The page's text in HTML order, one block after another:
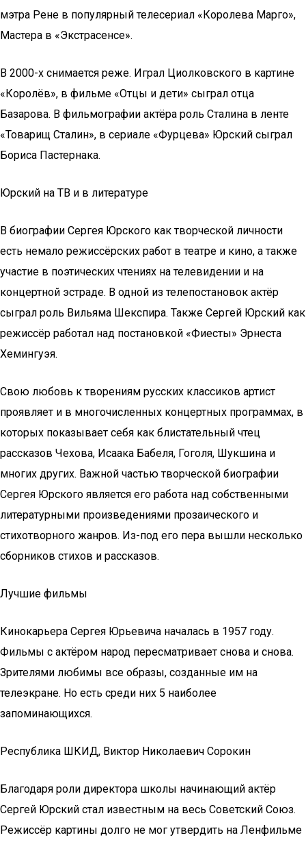
мэтра Рене в популярный телесериал «Королева Марго»,
Мастера в «Экстрасенсе».
В 2000-х снимается реже. Играл Циолковского в картине
«Королёв», в фильме «Отцы и дети» сыграл отца
Базарова. В фильмографии актёра роль Сталина в ленте
«Товарищ Сталин», в сериале «Фурцева» Юрский сыграл
Бориса Пастернака.
Юрский на ТВ и в литературе
В биографии Сергея Юрского как творческой личности
есть немало режиссёрских работ в театре и кино, а также
участие в поэтических чтениях на телевидении и на
концертной эстраде. В одной из телепостановок актёр
сыграл роль Вильяма Шекспира. Также Сергей Юрский как
режиссёр работал над постановкой «Фиесты» Эрнеста
Хемингуэя.
Свою любовь к творениям русских классиков артист
проявляет и в многочисленных концертных программах, в
которых показывает себя как блистательный чтец
рассказов Чехова, Исаака Бабеля, Гоголя, Шукшина и
многих других. Важной частью творческой биографии
Сергея Юрского является его работа над собственными
литературными произведениями прозаического и
стихотворного жанров. Из-под его пера вышли несколько
сборников стихов и рассказов.
Лучшие фильмы
Кинокарьера Сергея Юрьевича началась в 1957 году.
Фильмы с актёром народ пересматривает снова и снова.
Зрителями любимы все образы, созданные им на
телеэкране. Но есть среди них 5 наиболее
запоминающихся.
Республика ШКИД, Виктор Николаевич Сорокин
Благодаря роли директора школы начинающий актёр
Сергей Юрский стал известным на весь Советский Союз.
Режиссёр картины долго не мог утвердить на Ленфильме